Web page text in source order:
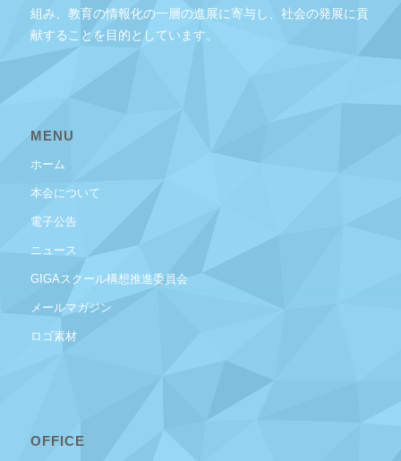
組み、教育の情報化の一層の進展に寄与し、社会の発展に貢
献することを目的としています。
MENU
ホーム
本会について
電子公告
ニュース
GIGAスクール構想推進委員会
メールマガジン
ロゴ素材
OFFICE